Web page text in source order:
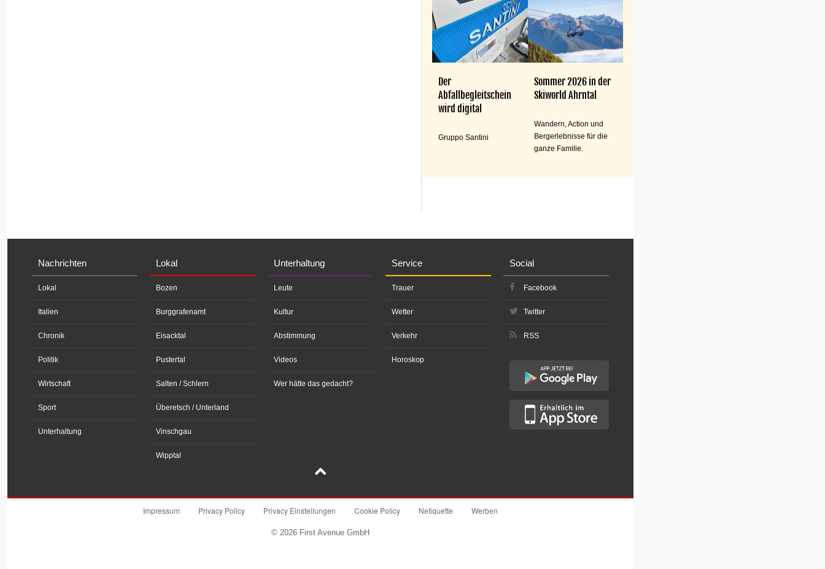
Der
Abfallbegleitschein
wird digital
Gruppo Santini
Sommer 2026 in der
Skiworld Ahrntal
Wandern, Action und
Bergerlebnisse für die
ganze Familie.
Nachrichten
Lokal
Italien
Chronik
Politik
Wirtschaft
Sport
Unterhaltung
Lokal
Bozen
Burggrafenamt
Eisacktal
Pustertal
Salten / Schlern
Überetsch / Unterland
Vinschgau
Wipptal
Unterhaltung
Leute
Kultur
Abstimmung
Videos
Wer hätte das gedacht?
Service
Trauer
Wetter
Verkehr
Horoskop
Social
Facebook
Twitter
RSS
Impressum Privacy Policy Privacy Einstellungen Cookie Policy Netiquette Werben
© 2026 First Avenue GmbH